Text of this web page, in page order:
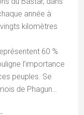
année à
kilomètres
60 %
l’importance
peuples. Se
de Phagun…